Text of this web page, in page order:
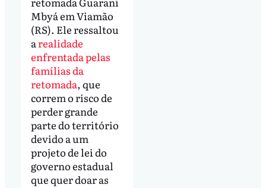
Mbyá em Viamão
(RS). Ele ressaltou
a realidade
enfrentada pelas
famílias da
retomada, que
correm o risco de
perder grande
parte do território
devido a um
projeto de lei do
governo estadual
que quer doar as